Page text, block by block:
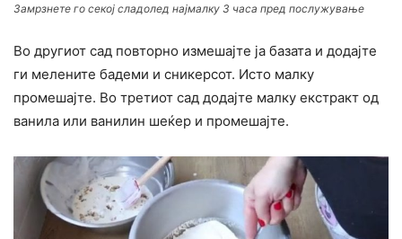
Замрзнете го секој сладолед најмалку 3 часа пред послужување
Во другиот сад повторно измешајте ја базата и додајте
ги мелените бадеми и сникерсот. Исто малку
промешајте. Во третиот сад додајте малку екстракт од
ванила или ванилин шеќер и промешајте.